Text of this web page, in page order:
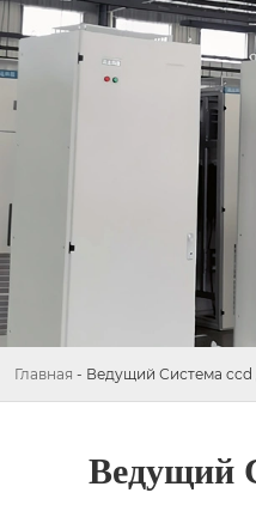
Главная - Ведущий Система ccd
Ведущий